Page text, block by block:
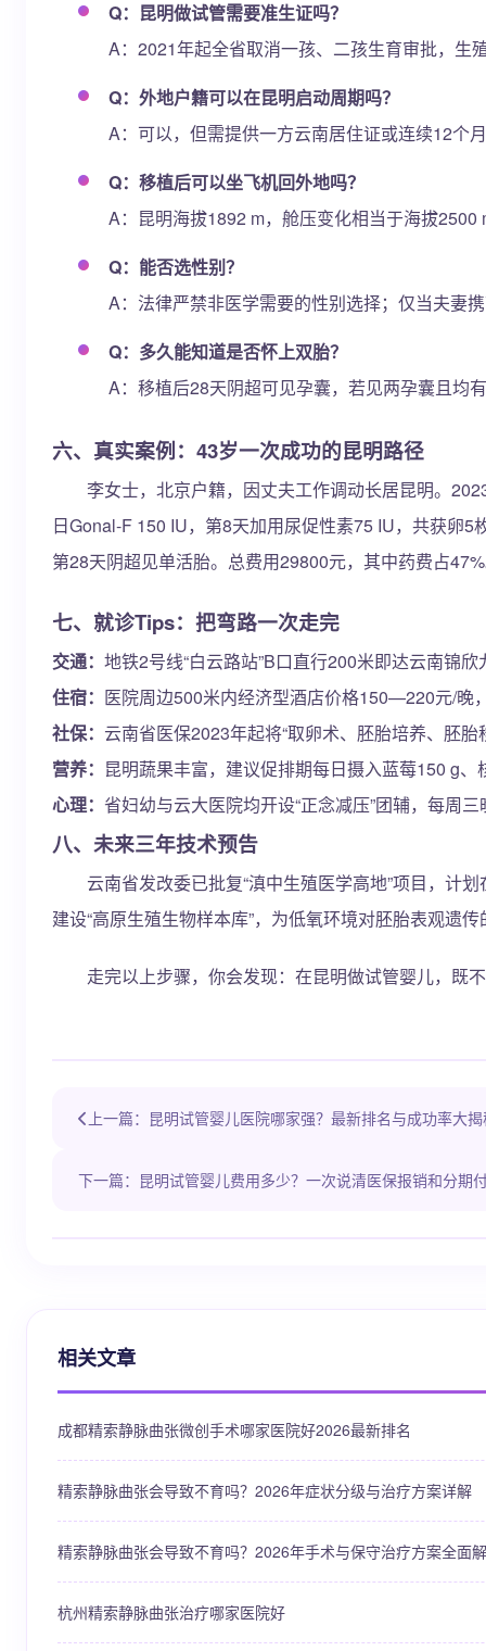
Q：昆明做试管需要准生证吗？
A：2021年起全省取消一孩、二孩生育审批，生
Q：外地户籍可以在昆明启动周期吗？
A：可以，但需提供一方云南居住证或连续12个
Q：移植后可以坐飞机回外地吗？
A：昆明海拔1892 m，舱压变化相当于海拔
Q：能否选性别？
A：法律严禁非医学需要的性别选择；仅当夫妻
Q：多久能知道是否怀上双胎？
A：移植后28天阴超可见孕囊，若见两孕囊且均
六、真实案例：43岁一次成功的昆明路径
李女士，北京户籍，因丈夫工作调动长居昆明。2023
日Gonal-F 150 IU，第8天加用尿促性素75 IU，共获卵
第28天阴超见单活胎。总费用29800元，其中药费占
七、就诊Tips：把弯路一次走完
交通： 地铁2号线“白云路站”B口直行200米即达云南锦
住宿： 医院周边500米内经济型酒店价格150—220元/晚
社保： 云南省医保2023年起将“取卵术、胚胎培养、胚
营养： 昆明蔬果丰富，建议促排期每日摄入蓝莓150 g
心理： 省妇幼与云大医院均开设“正念减压”团辅，每周
八、未来三年技术预告
云南省发改委已批复“滇中生殖医学高地”项目，计划
建设“高原生殖生物样本库”，为低氧环境对胚胎表观遗
走完以上步骤，你会发现：在昆明做试管婴儿，既不
上一篇：昆明试管婴儿医院哪家强？最新排名与成功率大
下一篇：昆明试管婴儿费用多少？一次说清医保报销和分期
相关文章
成都精索静脉曲张微创手术哪家医院好2026最新排名
精索静脉曲张会导致不育吗？2026年症状分级与治疗方案详解
精索静脉曲张会导致不育吗？2026年手术与保守治疗方案全面
杭州精索静脉曲张治疗哪家医院好